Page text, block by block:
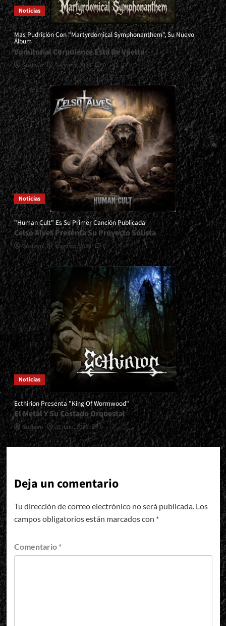
Noticias
Mas Pudrición Con "Martyrdomical Symphonanthem", Su Nuevo
Álbum
Vomitorial Corpulence Está De Vuelta
Gustavo 5 agosto, 2026 0
Noticias
"Human Cult" Es Su Primer Canción Publicada
Celso Alves Presenta Su Proyecto Solista
Gustavo 4 agosto, 2026 0
Noticias
Ecthirion Presenta "King Of Wormwood"
El Metal Y Su Costado Orquestal
Gustavo 31 julio, 2026 0
Deja un comentario
Tu dirección de correo electrónico no será publicada. Los
campos obligatorios están marcados con *
Comentario *